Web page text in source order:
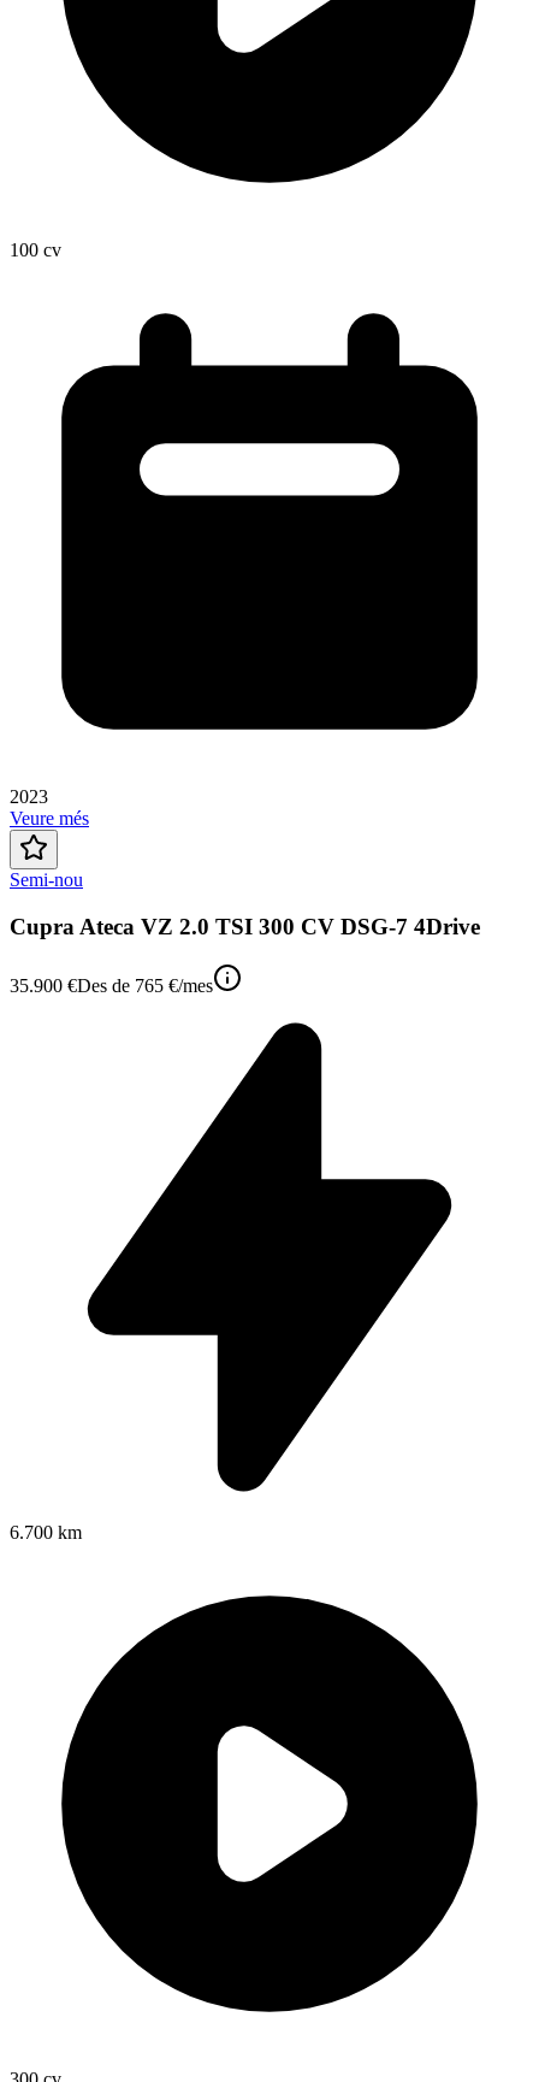
100 cv
2023
Veure més
Semi-nou
Cupra Ateca VZ 2.0 TSI 300 CV DSG-7 4Drive
35.900 €Des de 765 €/mes
6.700 km